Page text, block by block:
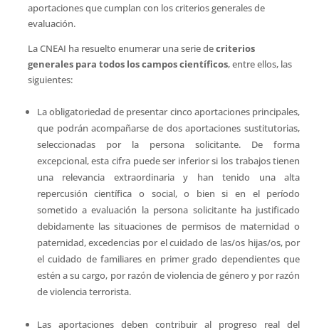
aportaciones que cumplan con los criterios generales de
evaluación.
La CNEAI ha resuelto enumerar una serie decriterios
generales para todos los campos científicos, entre ellos, las
siguientes:
La obligatoriedad de presentar cinco aportaciones principales,
que podrán acompañarse de dos aportaciones sustitutorias,
seleccionadas por la persona solicitante. De forma
excepcional, esta cifra puede ser inferior si los trabajos tienen
una relevancia extraordinaria y han tenido una alta
repercusión científica o social, o bien si en el período
sometido a evaluación la persona solicitante ha justificado
debidamente las situaciones de permisos de maternidad o
paternidad, excedencias por el cuidado de las/os hijas/os, por
el cuidado de familiares en primer grado dependientes que
estén a su cargo, por razón de violencia de género y por razón
de violencia terrorista.
Las aportaciones deben contribuir al progreso real del